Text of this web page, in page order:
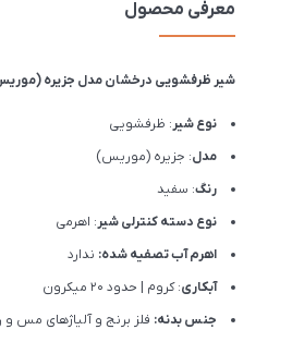
معرفی محصول
شیر ظرفشویی درخشان مدل جزیره
نوع شیر: ظرفشویی
مدل: جزیره (موریس)
رنگ: سفید
نوع دسته کنترلی شیر: اهرمی
اهرم آب تصفیه شده: ندارد
آبکاری: کروم | حدود 20 میکرون
جنس بدنه: فلز برنج و آلیاژهای مس